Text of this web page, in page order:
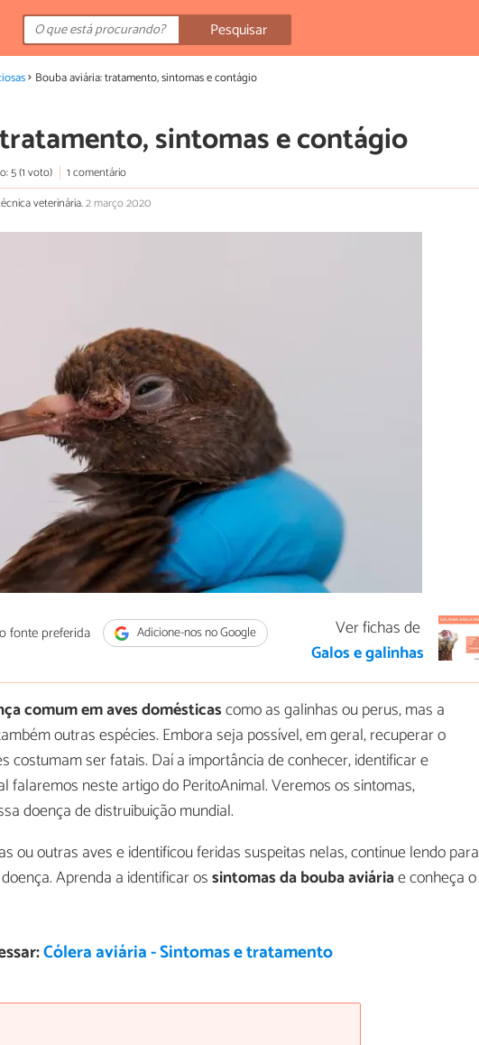
Pesquisar
Bouba aviária: tratamento, sintomas e contágio
sintomas e contágio
5 (1 voto)
1 comentário
veterinária.2 março 2020
fonte preferida Adicione-nos no Google
Ver fichas de
Galos e galinhas
comum em aves domésticascomo as galinhas ou perus, mas a
outras espécies. Embora seja possível, em geral, recuperar o
costumam ser fatais. Daí a importância de conhecer, identificar e
falaremos neste artigo do PeritoAnimal. Veremos os sintomas,
doença de distruibuição mundial.
ou outras aves e identificou feridas suspeitas nelas, continue lendo para
Aprenda a identificar ossintomas da bouba aviáriae conheça o
Cólera aviária - Sintomas e tratamento